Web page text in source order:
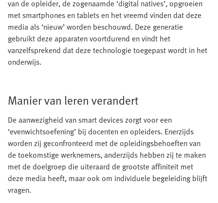
van de opleider, de zogenaamde ‘digital natives’, opgroeien
met smartphones en tablets en het vreemd vinden dat deze
media als ‘nieuw’ worden beschouwd. Deze generatie
gebruikt deze apparaten voortdurend en vindt het
vanzelfsprekend dat deze technologie toegepast wordt in het
onderwijs.
Manier van leren verandert
De aanwezigheid van smart devices zorgt voor een
‘evenwichtsoefening’ bij docenten en opleiders. Enerzijds
worden zij geconfronteerd met de opleidingsbehoeften van
de toekomstige werknemers, anderzijds hebben zij te maken
met de doelgroep die uiteraard de grootste affiniteit met
deze media heeft, maar ook om individuele begeleiding blijft
vragen.